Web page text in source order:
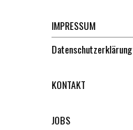
IMPRESSUM
Datenschutzerklärung
KONTAKT
JOBS